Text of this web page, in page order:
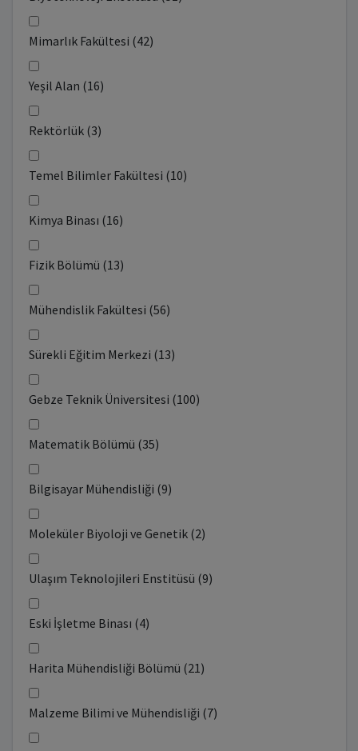
Mimarlık Fakültesi (42)
Yeşil Alan (16)
Rektörlük (3)
Temel Bilimler Fakültesi (10)
Kimya Binası (16)
Fizik Bölümü (13)
Mühendislik Fakültesi (56)
Sürekli Eğitim Merkezi (13)
Gebze Teknik Üniversitesi (100)
Matematik Bölümü (35)
Bilgisayar Mühendisliği (9)
Moleküler Biyoloji ve Genetik (2)
Ulaşım Teknolojileri Enstitüsü (9)
Eski İşletme Binası (4)
Harita Mühendisliği Bölümü (21)
Malzeme Bilimi ve Mühendisliği (7)